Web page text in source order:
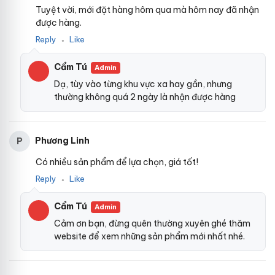
Tuyệt vời, mới đặt hàng hôm qua mà hôm nay đã nhận
được hàng.
Reply ● Like
Cẩm Tú Admin
Dạ, tùy vào từng khu vực xa hay gần, nhưng
thường không quá 2 ngày là nhận được hàng
P
Phương Linh
Có nhiều sản phẩm để lựa chọn, giá tốt!
Reply ● Like
Cẩm Tú Admin
Cảm ơn bạn, đừng quên thường xuyên ghé thăm
website để xem những sản phẩm mới nhất nhé.